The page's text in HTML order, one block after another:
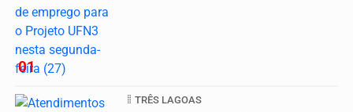
01
TRÊS LAGOAS